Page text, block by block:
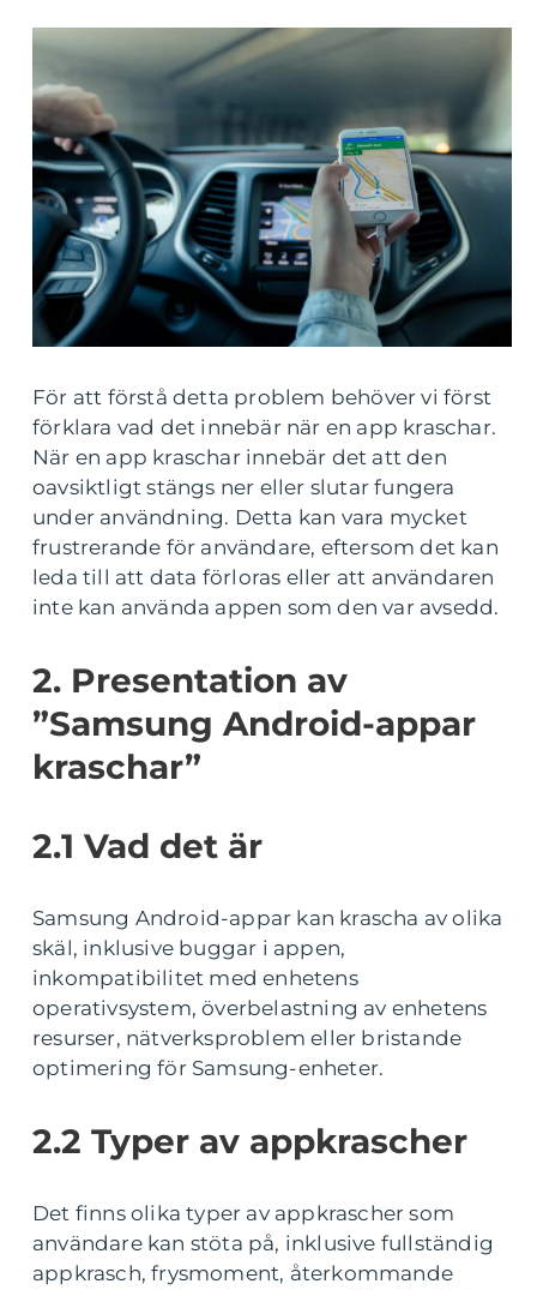
För att förstå detta problem behöver vi först
förklara vad det innebär när en app kraschar.
När en app kraschar innebär det att den
oavsiktligt stängs ner eller slutar fungera
under användning. Detta kan vara mycket
frustrerande för användare, eftersom det kan
leda till att data förloras eller att användaren
inte kan använda appen som den var avsedd.
2. Presentation av
”Samsung Android-appar
kraschar”
2.1 Vad det är
Samsung Android-appar kan krascha av olika
skäl, inklusive buggar i appen,
inkompatibilitet med enhetens
operativsystem, överbelastning av enhetens
resurser, nätverksproblem eller bristande
optimering för Samsung-enheter.
2.2 Typer av appkrascher
Det finns olika typer av appkrascher som
användare kan stöta på, inklusive fullständig
appkrasch, frysmoment, återkommande